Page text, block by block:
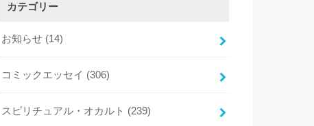
カテゴリー
お知らせ (14)
コミックエッセイ (306)
スピリチュアル・オカルト (239)